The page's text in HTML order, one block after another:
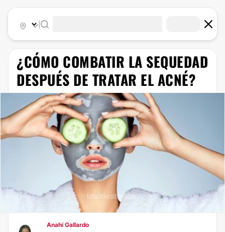
¿​CÓMO COMBATIR LA SEQUEDAD
DESPUÉS DE TRATAR EL ACNÉ?
Anahí Gallardo